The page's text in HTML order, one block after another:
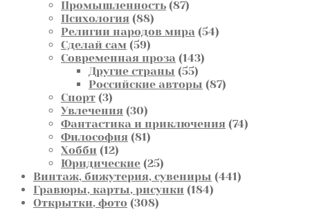
товаров
Промышленность 8787
Психология 8888
товаров
Религии народов мира 5454
Сделай сам 5959
товаров
Современная проза 143143
Другие страны 5555
товаров
Российские авторы 8787
Спорт 33
товара
Увлечения 3030
товаров
Фантастика и приключения 7474
Философия 8181
Хобби 1212
товаров
Юридические 2525
товаров
Винтаж, бижутерия, сувениры 441441
Гравюры, карты, рисунки 184184
Открытки, фото 308308